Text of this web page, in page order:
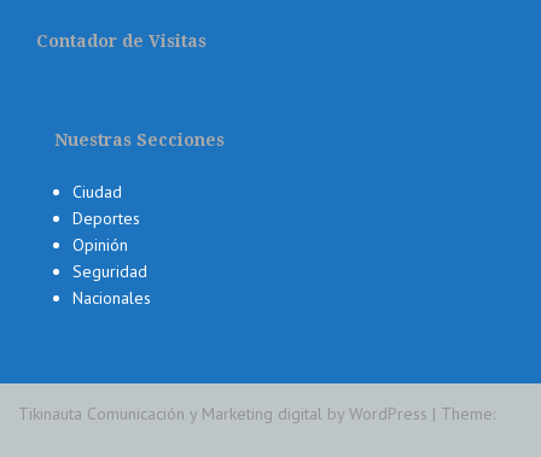
Contador de Visitas
Nuestras Secciones
Ciudad
Deportes
Opinión
Seguridad
Nacionales
Tikinauta Comunicación y Marketing digital by WordPress | Theme: